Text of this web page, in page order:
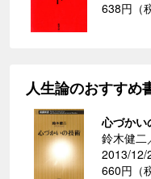
638円（
人生論のおすすめ
心づかい
鈴木健二
2013/12/
660円（